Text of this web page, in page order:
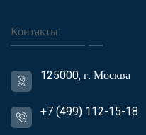
Контакты:
125000, г. Москва
+7 (499) 112-15-18